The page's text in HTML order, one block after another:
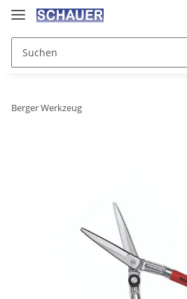
Berger Werkzeug